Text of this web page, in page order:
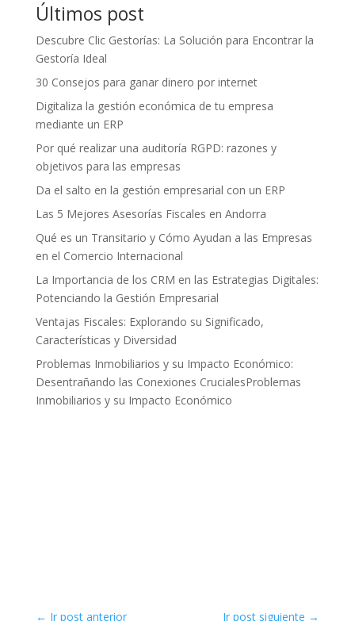
Últimos post
Descubre Clic Gestorías: La Solución para Encontrar la
Gestoría Ideal
30 Consejos para ganar dinero por internet
Digitaliza la gestión económica de tu empresa
mediante un ERP
Por qué realizar una auditoría RGPD: razones y
objetivos para las empresas
Da el salto en la gestión empresarial con un ERP
Las 5 Mejores Asesorías Fiscales en Andorra
Qué es un Transitario y Cómo Ayudan a las Empresas
en el Comercio Internacional
La Importancia de los CRM en las Estrategias Digitales:
Potenciando la Gestión Empresarial
Ventajas Fiscales: Explorando su Significado,
Características y Diversidad
Problemas Inmobiliarios y su Impacto Económico:
Desentrañando las Conexiones CrucialesProblemas
Inmobiliarios y su Impacto Económico
← Ir post anterior Ir post siguiente →